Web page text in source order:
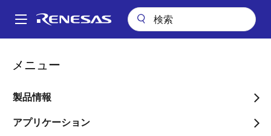
ン
Main
メニュー
製品情報
アプリケーション
パ
ン
く
ず
インターシル モバイル機器のバッテリ駆動時間延長を実現する昇降圧/
インターシル モバイル機
器のバッテリ駆動時間延長